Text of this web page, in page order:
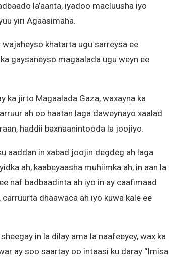
la’aanta, iyadoo macluusha iyo
yiri Agaasimaha.
khatarta ugu sarreysa ee
gaysaneyso magaalada ugu weyn ee
ka jirto Magaalada Gaza, waxayna ka
ah oo haatan laga daweynayo xaalad
haddii baxnaanintooda la joojiyo.
aaddan in xabad joojin degdeg ah laga
ah, kaabeyaasha muhiimka ah, in aan la
naf badbaadinta ah iyo in ay caafimaad
dhaawaca ah iyo kuwa kale ee
in la dilay ama la naafeeyey, wax ka
ay soo saartay oo intaasi ku daray “Imisa